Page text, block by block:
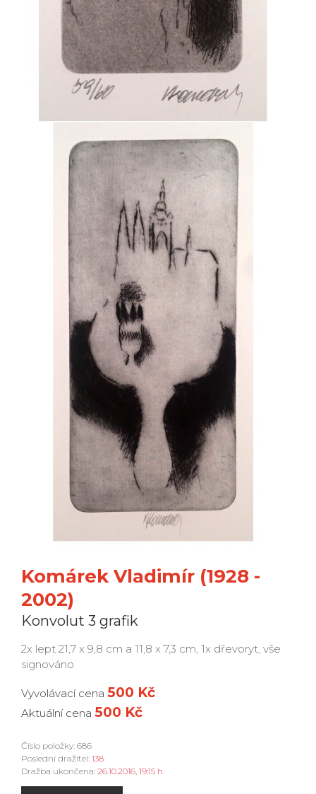
Komárek Vladimír (1928 -
2002)
Konvolut 3 grafik
2x lept 21,7 x 9,8 cm a 11,8 x 7,3 cm, 1x dřevoryt, vše
signováno
Vyvolávací cena 500 Kč
Aktuální cena 500 Kč
Číslo položky: 686
Poslední dražitel: 138
Dražba ukončena: 26.10.2016, 19:15 h